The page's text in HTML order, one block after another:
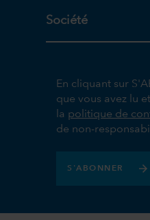
Société
En cliquant sur
que vous avez lu
la politique de
de non-
S'ABONNER